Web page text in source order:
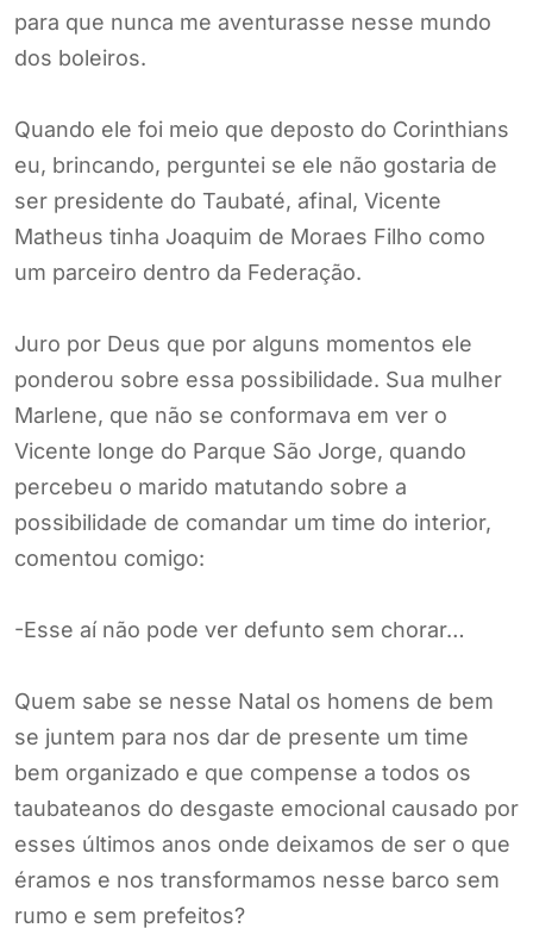
para que nunca me aventurasse nesse mundo
dos boleiros.
Quando ele foi meio que deposto do Corinthians
eu, brincando, perguntei se ele não gostaria de
ser presidente do Taubaté, afinal, Vicente
Matheus tinha Joaquim de Moraes Filho como
um parceiro dentro da Federação.
Juro por Deus que por alguns momentos ele
ponderou sobre essa possibilidade. Sua mulher
Marlene, que não se conformava em ver o
Vicente longe do Parque São Jorge, quando
percebeu o marido matutando sobre a
possibilidade de comandar um time do interior,
comentou comigo:
-Esse aí não pode ver defunto sem chorar…
Quem sabe se nesse Natal os homens de bem
se juntem para nos dar de presente um time
bem organizado e que compense a todos os
taubateanos do desgaste emocional causado por
esses últimos anos onde deixamos de ser o que
éramos e nos transformamos nesse barco sem
rumo e sem prefeitos?